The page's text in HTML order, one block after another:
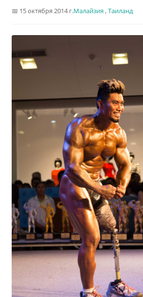
15 октября 2014 г.Малайзия ,Таиланд